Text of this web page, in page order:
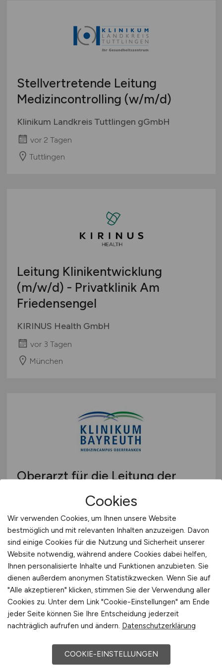
Stellvertretende Leitung
Medizincontrolling (w/m/d)
Klinikum Landkreis Tuttlingen gGmbH
vor 2 Tagen
Tuttlingen
Leitung Klinikentwicklung
(m/w/d) - Privatklinik Am
Friedensengel
KIRINUS Health GmbH
vor 3 Tagen
München
Oberarzt für die Leitung der
der Klinik für Neurologie
Klinikum Bayreuth GmbH
vor 4 Tagen
Bayreuth
Cookies
Wir verwenden Cookies, um Ihnen unsere Website
bestmöglich und mit relevanten Inhalten anzuzeigen. Davon
sind einige Cookies für die Nutzung und Sicherheit unserer
Website notwendig, während andere Cookies dabei helfen,
Ihnen personalisierte Inhalte und Funktionen anzubieten. Sie
dienen außerdem anonymen Statistikzwecken. Wenn Sie auf
"Alle akzeptieren" klicken, stimmen Sie der Verwendung aller
Cookies zu. Unter dem Link "Cookie-Einstellungen" am Ende
jeder Seite können Sie Ihre Entscheidung jederzeit
nachträglich aufrufen und ändern. Datenschutzerklärung
COOKIE-EINSTELLUNGEN